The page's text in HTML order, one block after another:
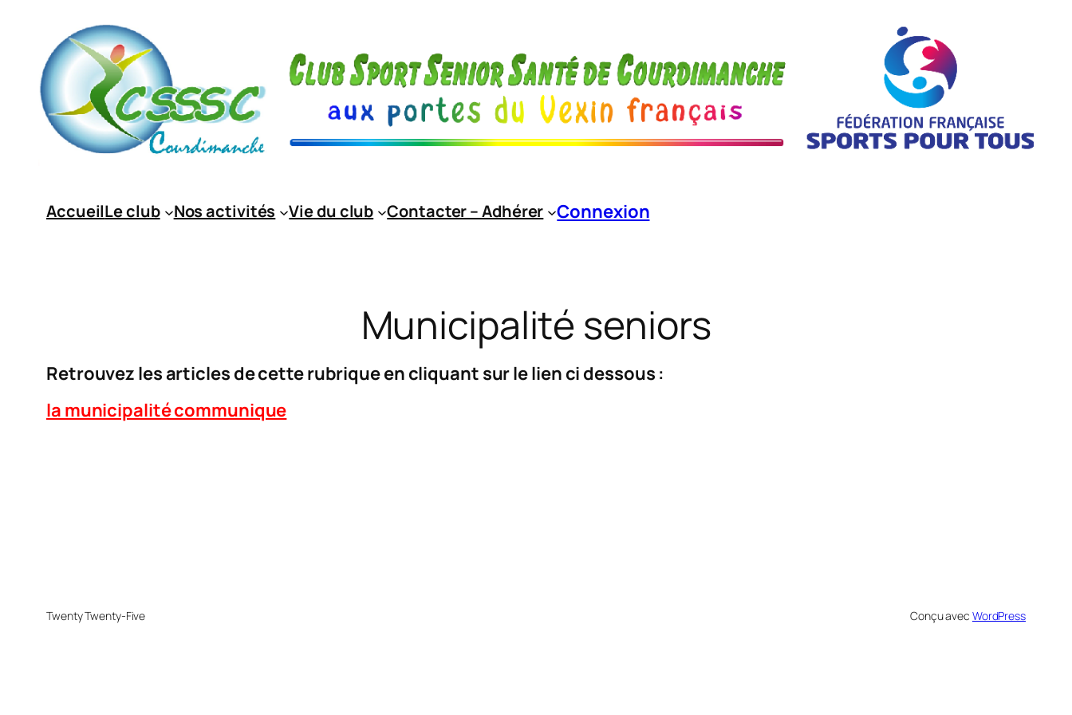
contenu
AccueilLe club Nos activités Vie du club Contacter – Adhérer Connexion
Municipalité seniors
Retrouvez les articles de cette rubrique en cliquant sur le lien ci dessous :
la municipalité communique
Twenty Twenty-Five Conçu avec WordPress